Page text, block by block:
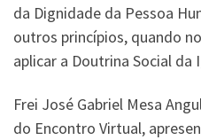
da Dignidade da Pessoa
outros princípios, quando
aplicar a Doutrina Social da
Frei José Gabriel Mesa
do Encontro Virtual,